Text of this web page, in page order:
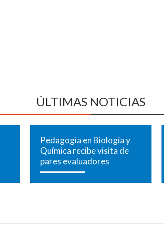
ÚLTIMAS NOTICIAS
Pedagogía en Biología y
Química recibe visita de
pares evaluadores